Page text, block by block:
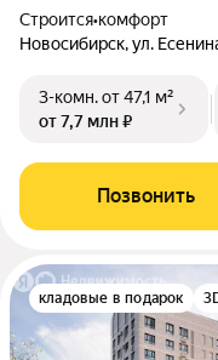
Строится•комфорт
Новосибирск, ул.
3-комн.от 47,1 м²
от 7,7 млн ₽
Позвонить
кладовые в подарок